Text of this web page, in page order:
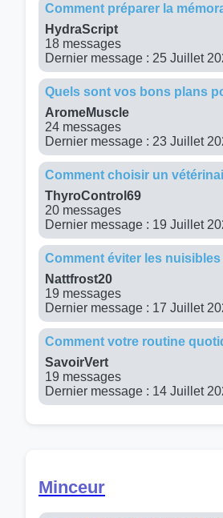
Comment préparer la
HydraScript
18 messages
Dernier message : 25 Juillet
Quels sont vos bons plans
AromeMuscle
24 messages
Dernier message : 23 Juillet
Comment choisir un
ThyroControl69
20 messages
Dernier message : 19 Juillet
Comment éviter les
Nattfrost20
19 messages
Dernier message : 17 Juillet
Comment votre routine
SavoirVert
19 messages
Dernier message : 14 Juillet
Minceur